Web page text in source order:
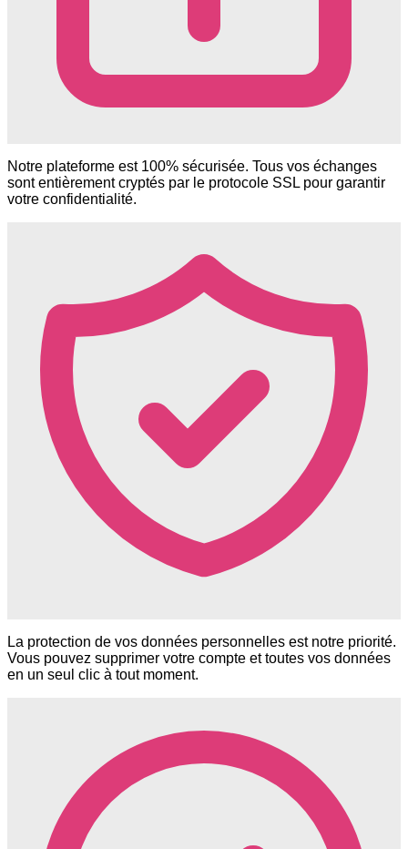
Notre plateforme est 100% sécurisée. Tous vos échanges
sont entièrement cryptés par le protocole SSL pour garantir
votre confidentialité.
La protection de vos données personnelles est notre priorité.
Vous pouvez supprimer votre compte et toutes vos données
en un seul clic à tout moment.